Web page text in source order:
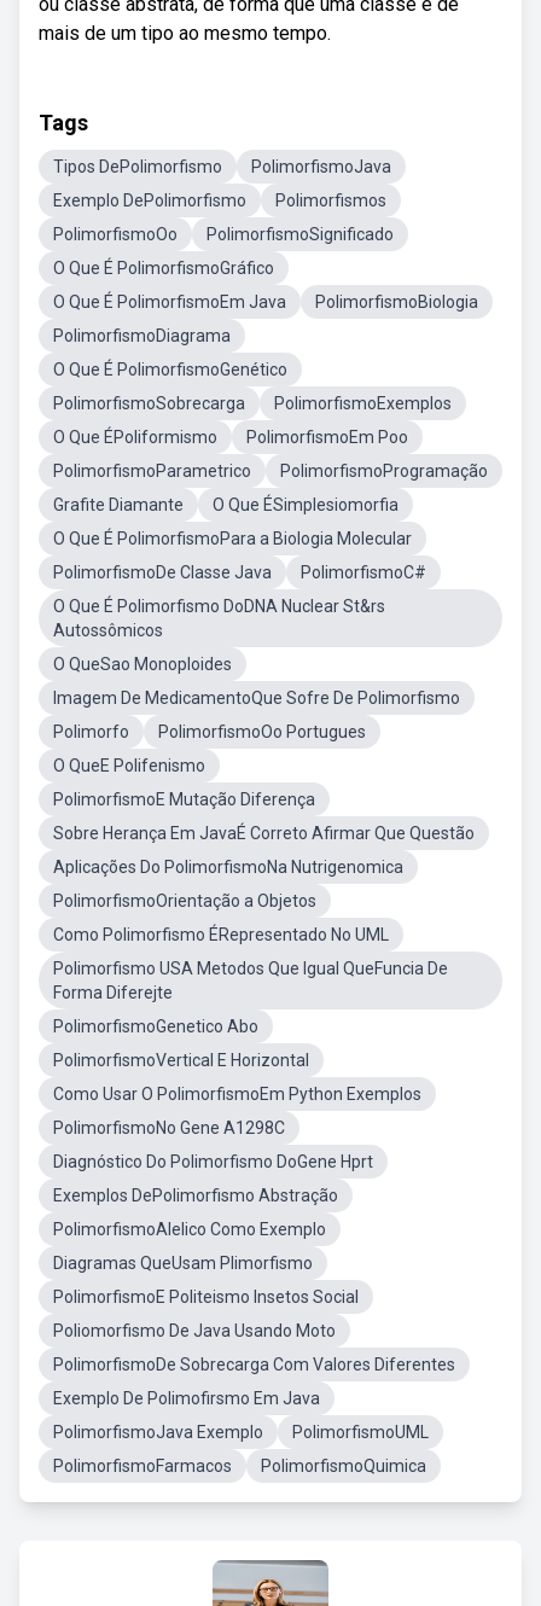
mais de um tipo ao mesmo tempo.
Tags
Tipos DePolimorfismo
PolimorfismoJava
Exemplo DePolimorfismo
Polimorfismos
PolimorfismoOo
PolimorfismoSignificado
O Que É PolimorfismoGráfico
O Que É PolimorfismoEm Java
PolimorfismoBiologia
PolimorfismoDiagrama
O Que É PolimorfismoGenético
PolimorfismoSobrecarga
PolimorfismoExemplos
O Que ÉPoliformismo
PolimorfismoEm Poo
PolimorfismoParametrico
PolimorfismoProgramação
Grafite Diamante
O Que ÉSimplesiomorfia
O Que É PolimorfismoPara a Biologia Molecular
PolimorfismoDe Classe Java
PolimorfismoC#
O Que É Polimorfismo DoDNA Nuclear St&rs
Autossômicos
O QueSao Monoploides
Imagem De MedicamentoQue Sofre De Polimorfismo
Polimorfo
PolimorfismoOo Portugues
O QueE Polifenismo
PolimorfismoE Mutação Diferença
Sobre Herança Em JavaÉ Correto Afirmar Que Questão
Aplicações Do PolimorfismoNa Nutrigenomica
PolimorfismoOrientação a Objetos
Como Polimorfismo ÉRepresentado No UML
Polimorfismo USA Metodos Que Igual QueFuncia De
Forma Diferejte
PolimorfismoGenetico Abo
PolimorfismoVertical E Horizontal
Como Usar O PolimorfismoEm Python Exemplos
PolimorfismoNo Gene A1298C
Diagnóstico Do Polimorfismo DoGene Hprt
Exemplos DePolimorfismo Abstração
PolimorfismoAlelico Como Exemplo
Diagramas QueUsam Plimorfismo
PolimorfismoE Politeismo Insetos Social
Poliomorfismo De Java Usando Moto
PolimorfismoDe Sobrecarga Com Valores Diferentes
Exemplo De Polimofirsmo Em Java
PolimorfismoJava Exemplo
PolimorfismoUML
PolimorfismoFarmacos
PolimorfismoQuimica